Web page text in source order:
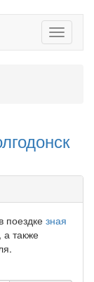
поездке зная
, а также